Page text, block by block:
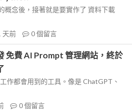
概念後，接著就是要實作了 資料下載
天前 0個留言
免費 AI Prompt 管理網站，終於
作都會用到的工具。像是 ChatGPT、
0個留言